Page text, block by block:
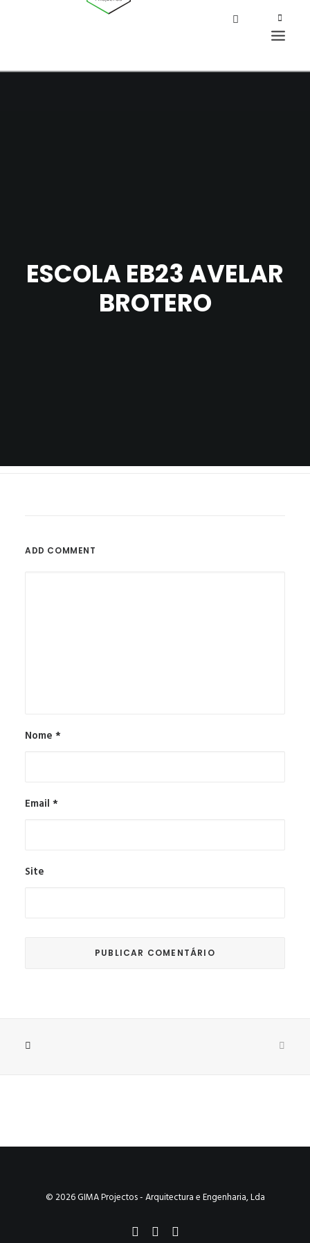
ESCOLA EB23 AVELAR
BROTERO
ADD COMMENT
Nome *
Email *
Site
© 2026 GIMA Projectos - Arquitectura e Engenharia, Lda